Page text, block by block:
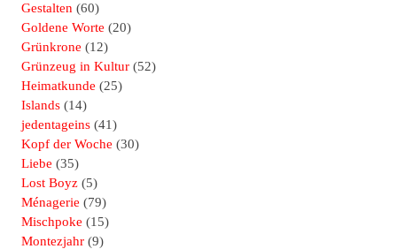
Gestalten (60)
Goldene Worte (20)
Grünkrone (12)
Grünzeug in Kultur (52)
Heimatkunde (25)
Islands (14)
jedentageins (41)
Kopf der Woche (30)
Liebe (35)
Lost Boyz (5)
Ménagerie (79)
Mischpoke (15)
Montezjahr (9)